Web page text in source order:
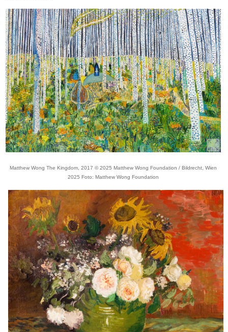
Matthew Wong The Kingdom, 2017 © 2025 Matthew Wong Foundation / Bildrecht, Wien
2025 Foto: Matthew Wong Foundation